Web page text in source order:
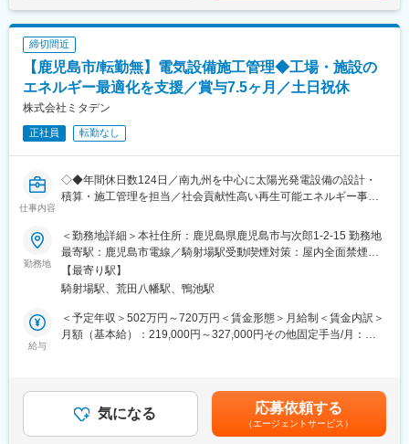
・整備職や部品営業職とも連携をしながら、最適な提案をします
ので一人で営業するわけではございません。
・頑張りがしっかり評価される環境 個人の目標数字は年間約２～
３台、その他作業機や部品などは金額での目標値があります。年
間を通じて目標達成を目指していただき、インセンティブ制度も
張りがしっかり評価されます。
・30代 月収35.5万円/年収570万円
・40代 月収43.4万円/年収708万円
■商品の魅力：輸入製品ならではのデザイン性と馬力
海外から輸入するトラクターなどで単価は2~3,000万円程度、車
でいうところの外車になります。それゆえ、圧倒的な馬力の強
い商品となります。また会社としてアフターサービスにも力を入
れておりますので、作業機や部品など継続してご依頼を頂きやす
社用車で営業先へ訪問→15時帰社・事務処理等の社内業務→17時
30分退社
締切間近
【鹿児島市/転勤無】電気設備施工管理◆工場・施設の
エネルギー最適化を支援／賞与7.5ヶ月／土日祝休
株式会社ミタデン
正社員 転勤なし
仕事内容
◇◆年間休日数124日／南九州を中心に太陽光発電設備の設計・
積算・施工管理を担当／社会貢献性高い再生可能エネルギー事業
■職務内容：
工場・施設の電気・空調・エネルギー設備の施工管理を担当いた
だきます。
同社は業務用エアコンを軸に、電気・空調・配管まで一貫対応す
「総合設備エンジニアリング企業」です。
■詳細：
・電気設備／空調設備の施工管理
勤務地
＜勤務地詳細＞本社住所：鹿児島県鹿児島市与次郎1-2-15 勤務地
最寄駅：鹿児島市電線／騎射場駅受動喫煙対策：屋内全面禁煙変
更の範囲：無
【最寄り駅】
騎射場駅、荒田八幡駅、鴨池駅
給与
＜予定年収＞502万円～720万円＜賃金形態＞月給制＜賃金内訳＞
月額（基本給）：219,000円～327,000円その他固定手当/月：
無＞有＜残業手当＞有＜給与補足＞月給にはみなし残業代（30時
間／54,000円～88,000円）含む。残業がない場合も支給し、超過
分は別途支給。賃金はあくまでも目安の金額であり、選考を通じ
気になる 応募依頼する
（エージェントサービス）